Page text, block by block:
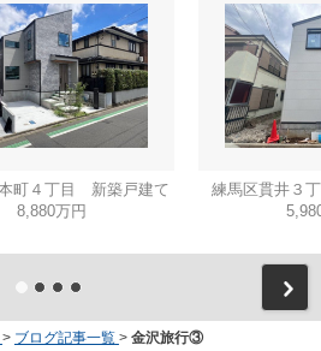
町４丁目 新築戸建て
8,880万円
練馬区貫井３
> ブログ記事一覧 > 金沢旅行③